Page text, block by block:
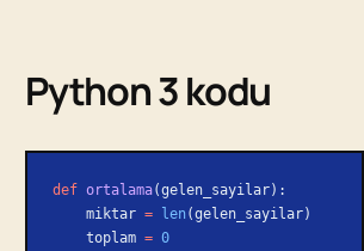
Python 3 kodu
def ortalama(gelen_sayilar):
    miktar
= len (gelen_sayilar)
    toplam
= 0